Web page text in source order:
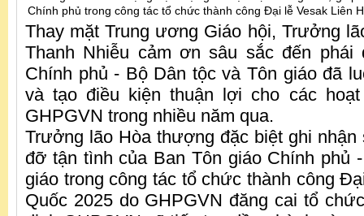
Chính phủ trong công tác tổ chức thành công Đại lễ Vesak Liên
Thay mặt Trung ương Giáo hội, Trưởng
Thanh Nhiễu cảm ơn sâu sắc đến phái
Chính phủ - Bộ Dân tộc và Tôn giáo đã
và tạo điều kiện thuận lợi cho các
GHPGVN trong nhiều năm qua.
Trưởng lão Hòa thượng đặc biệt ghi
đỡ tận tình của Ban Tôn giáo Chính phủ
giáo trong công tác tổ chức thành công
Quốc 2025 do GHPGVN đăng cai tổ